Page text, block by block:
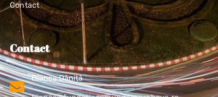
Contact
Contact
Bianca Dăniță